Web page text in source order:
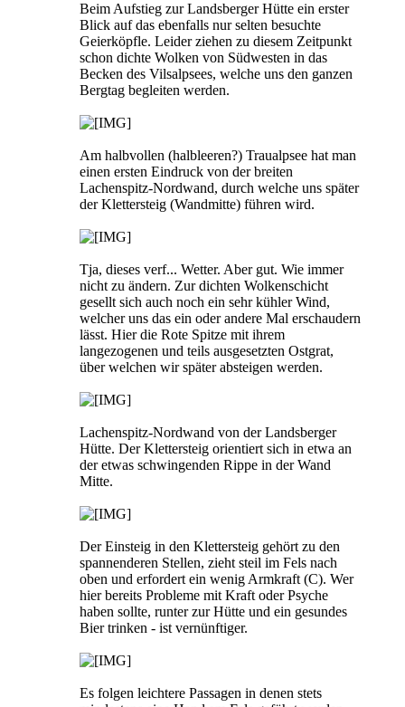
Beim Aufstieg zur Landsberger Hütte ein erster
Blick auf das ebenfalls nur selten besuchte
Geierköpfle. Leider ziehen zu diesem Zeitpunkt
schon dichte Wolken von Südwesten in das
Becken des Vilsalpsees, welche uns den ganzen
Bergtag begleiten werden.
Am halbvollen (halbleeren?) Traualpsee hat man
einen ersten Eindruck von der breiten
Lachenspitz-Nordwand, durch welche uns später
der Klettersteig (Wandmitte) führen wird.
Tja, dieses verf... Wetter. Aber gut. Wie immer
nicht zu ändern. Zur dichten Wolkenschicht
gesellt sich auch noch ein sehr kühler Wind,
welcher uns das ein oder andere Mal erschaudern
lässt. Hier die Rote Spitze mit ihrem
langezogenen und teils ausgesetzten Ostgrat,
über welchen wir später absteigen werden.
Lachenspitz-Nordwand von der Landsberger
Hütte. Der Klettersteig orientiert sich in etwa an
der etwas schwingenden Rippe in der Wand
Mitte.
Der Einsteig in den Klettersteig gehört zu den
spannenderen Stellen, zieht steil im Fels nach
oben und erfordert ein wenig Armkraft (C). Wer
hier bereits Probleme mit Kraft oder Psyche
haben sollte, runter zur Hütte und ein gesundes
Bier trinken - ist vernünftiger.
Es folgen leichtere Passagen in denen stets